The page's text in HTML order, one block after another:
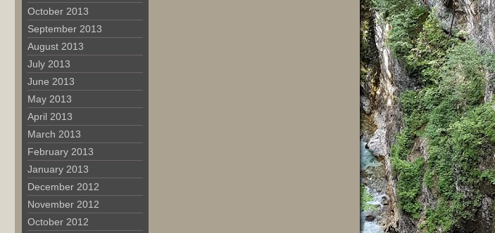
October 2013
September 2013
August 2013
July 2013
June 2013
May 2013
April 2013
March 2013
February 2013
January 2013
December 2012
November 2012
October 2012